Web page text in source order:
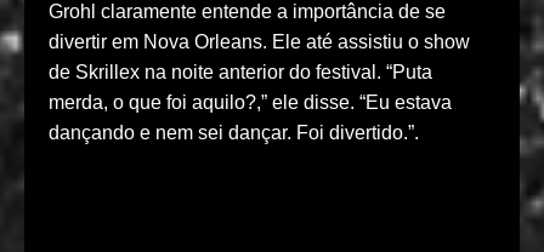
Grohl claramente entende a importância de se
divertir em Nova Orleans. Ele até assistiu o show
de Skrillex na noite anterior do festival. “Puta
merda, o que foi aquilo?,” ele disse. “Eu estava
dançando e nem sei dançar. Foi divertido.”.